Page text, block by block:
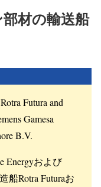
材の輸送船
Futura and
Gamesa
B.V.
Energyおよび
船Rotra Futuraお